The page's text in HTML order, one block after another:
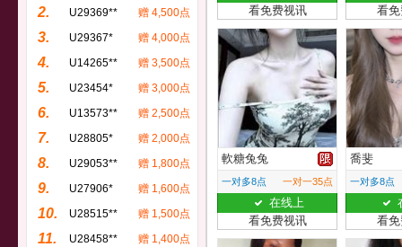
2. U29369** 赠 4,500点
3. U29367* 赠 4,000点
4. U14265** 赠 3,500点
5. U23454* 赠 3,000点
6. U13573** 赠 2,500点
7. U28805* 赠 2,000点
8. U29053** 赠 1,800点
9. U27906* 赠 1,600点
10. U28515** 赠 1,500点
11. U28458** 赠 1,400点
看免费视讯
看
軟糖兔兔
一对多8点 一对一35点
在线上
看免费视讯
喬斐
一对多8点
看